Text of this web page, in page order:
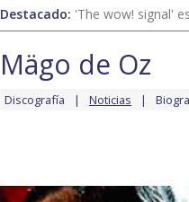
Destacado: 'The wow! signal'
Mägo de Oz
Discografía Noticias